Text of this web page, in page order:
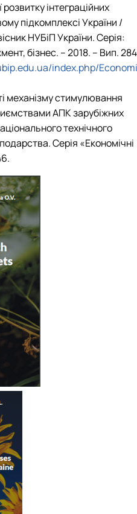
інтеграційних
підкомплексі України /
НУБіП України. Серія:
бізнес. – 2018. – Вип.
index.php/Economi
механізму стимулювання
АПК зарубіжних
технічного
Серія «Економічні